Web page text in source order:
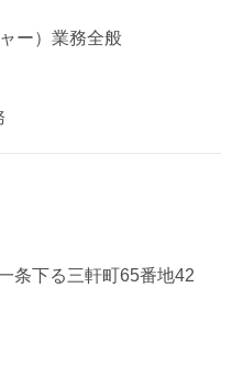
ー）業務全般
条下る三軒町65番地42